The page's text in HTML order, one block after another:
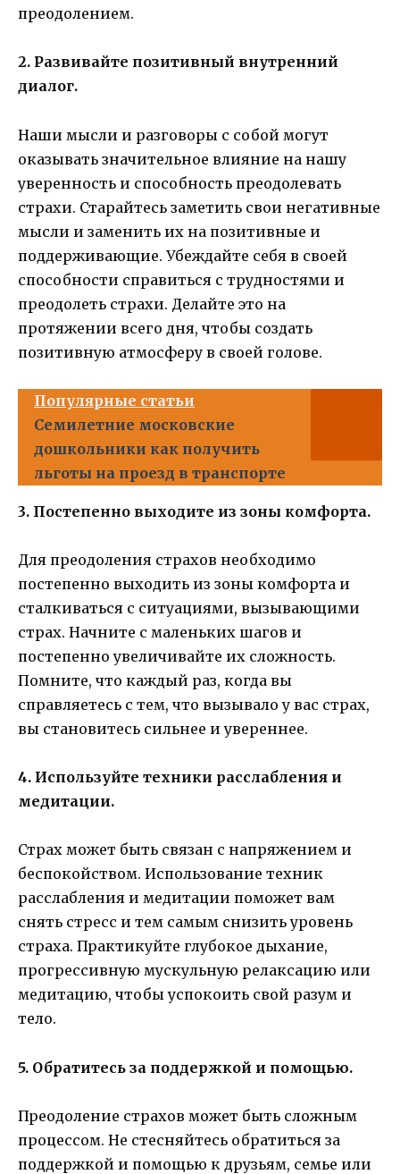
преодолением.
2. Развивайте позитивный внутренний
диалог.
Наши мысли и разговоры с собой могут
оказывать значительное влияние на нашу
уверенность и способность преодолевать
страхи. Старайтесь заметить свои негативные
мысли и заменить их на позитивные и
поддерживающие. Убеждайте себя в своей
способности справиться с трудностями и
преодолеть страхи. Делайте это на
протяжении всего дня, чтобы создать
позитивную атмосферу в своей голове.
Популярные статьи
Семилетние московские
дошкольники как получить
льготы на проезд в транспорте
3. Постепенно выходите из зоны комфорта.
Для преодоления страхов необходимо
постепенно выходить из зоны комфорта и
сталкиваться с ситуациями, вызывающими
страх. Начните с маленьких шагов и
постепенно увеличивайте их сложность.
Помните, что каждый раз, когда вы
справляетесь с тем, что вызывало у вас страх,
вы становитесь сильнее и увереннее.
4. Используйте техники расслабления и
медитации.
Страх может быть связан с напряжением и
беспокойством. Использование техник
расслабления и медитации поможет вам
снять стресс и тем самым снизить уровень
страха. Практикуйте глубокое дыхание,
прогрессивную мускульную релаксацию или
медитацию, чтобы успокоить свой разум и
тело.
5. Обратитесь за поддержкой и помощью.
Преодоление страхов может быть сложным
процессом. Не стесняйтесь обратиться за
поддержкой и помощью к друзьям, семье или